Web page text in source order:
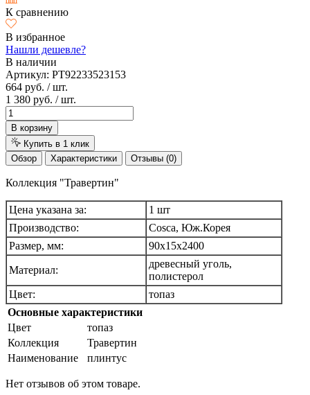
К сравнению
В избранное
Нашли дешевле?
В наличии
Артикул: PT92233523153
664 руб. / шт.
1 380 руб. / шт.
В корзину
Купить в 1 клик
Обзор
Характеристики Отзывы (0)
Коллекция "Травертин"
Цена указана за:
1 шт
Производство:
Cosca, Юж.Корея
Размер, мм:
90х15х2400
Материал:
древесный уголь,
полистерол
Цвет:
топаз
Основные характеристики
Цвет
топаз
Коллекция
Травертин
Наименование
плинтус
Нет отзывов об этом товаре.